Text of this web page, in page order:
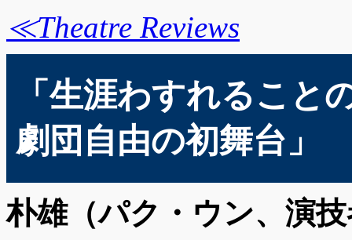
≪Theatre Reviews
「生涯わすれること
劇団自由の初舞台」
朴雄（パク・ウン、演